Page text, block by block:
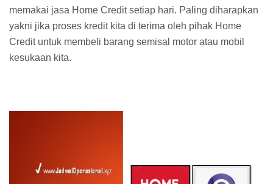
memakai jasa Home Credit setiap hari. Paling diharapkan
yakni jika proses kredit kita di terima oleh pihak Home
Credit untuk membeli barang semisal motor atau mobil
kesukaan kita.